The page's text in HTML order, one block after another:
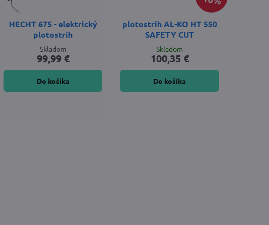
HECHT 675 - elektrický
plotostrih
Skladom
99,99 €
Do košíka
plotostrih AL-KO HT 550
SAFETY CUT
Skladom
100,35 €
Do košíka